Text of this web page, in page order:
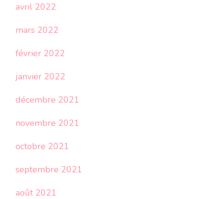
avril 2022
mars 2022
février 2022
janvier 2022
décembre 2021
novembre 2021
octobre 2021
septembre 2021
août 2021